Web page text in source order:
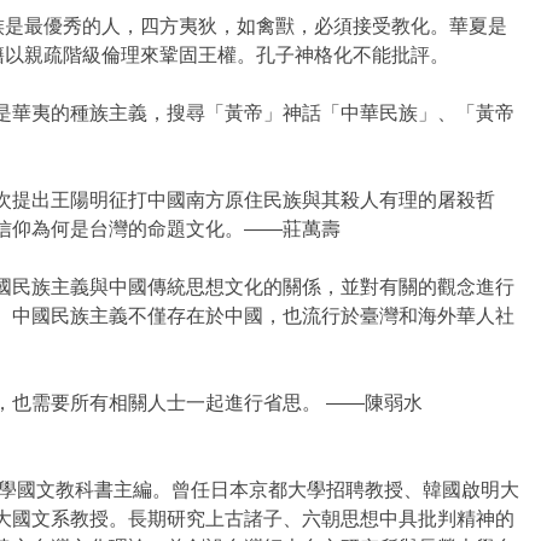
最優秀的人，四方夷狄，如禽獸，必須接受教化。華夏是
親疏階級倫理來鞏固王權。孔子神格化不能批評。
夷的種族主義，搜尋「黃帝」神話「中華民族」、「黃帝
出王陽明征打中國南方原住民族與其殺人有理的屠殺哲
仰為何是台灣的命題文化。——莊萬壽
族主義與中國傳統思想文化的關係，並對有關的觀念進行
國民族主義不僅存在於中國，也流行於臺灣和海外華人社
也需要所有相關人士一起進行省思。 ——陳弱水
國文教科書主編。曾任日本京都大學招聘教授、韓國啟明大
文系教授。長期研究上古諸子、六朝思想中具批判精神的